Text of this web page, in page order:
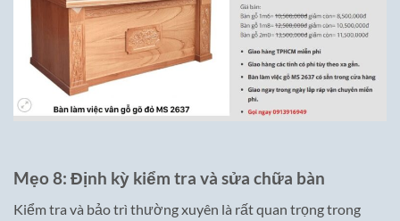
Mẹo 8: Định kỳ kiểm tra và sửa chữa bàn
Kiểm tra và bảo trì thường xuyên là rất quan trọng trong